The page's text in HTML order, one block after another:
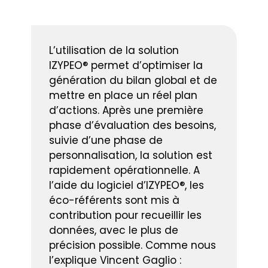
L’utilisation de la solution
IZYPEO® permet d’optimiser la
génération du bilan global et de
mettre en place un réel plan
d’actions. Après une première
phase d’évaluation des besoins,
suivie d’une phase de
personnalisation, la solution est
rapidement opérationnelle. A
l’aide du logiciel d’IZYPEO®, les
éco-référents sont mis à
contribution pour recueillir les
données, avec le plus de
précision possible. Comme nous
l’explique Vincent Gaglio :